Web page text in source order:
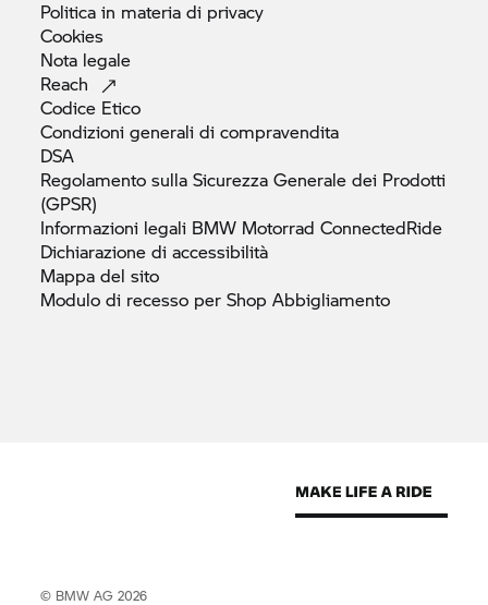
Politica in materia di privacy
Cookies
Nota legale
Reach
Codice Etico
Condizioni generali dicompravendita
DSA
Regolamento sulla Sicurezza Generale dei Prodotti
(GPSR)
Informazioni legali BMW Motorrad ConnectedRide
Dichiarazione diaccessibilità
Mappa delsito
Modulo di recesso per ShopAbbigliamento
© BMW AG 2026